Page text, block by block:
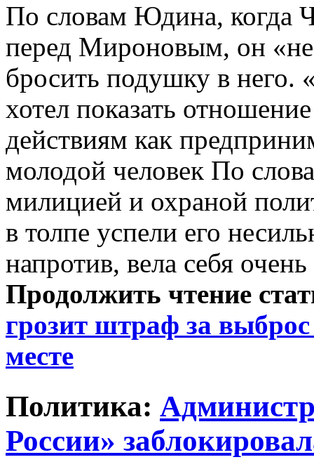
По словам Юдина, когда
перед Мироновым, он «не
бросить подушку в него.
хотел показать
действиям как
молодой человек По
милицией и охраной
в толпе успели его
напротив, вела себя
Продолжить чтение
грозит штраф за
месте
Политика:
России»